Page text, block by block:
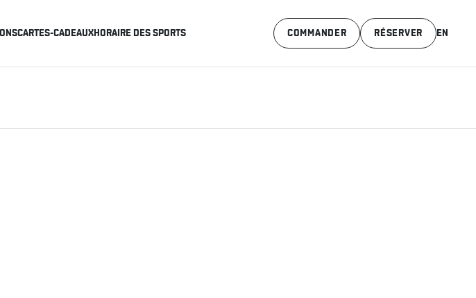
CARTES-CADEAUXHORAIRE DES SPORTS RÉSERVER
COMMANDER EN